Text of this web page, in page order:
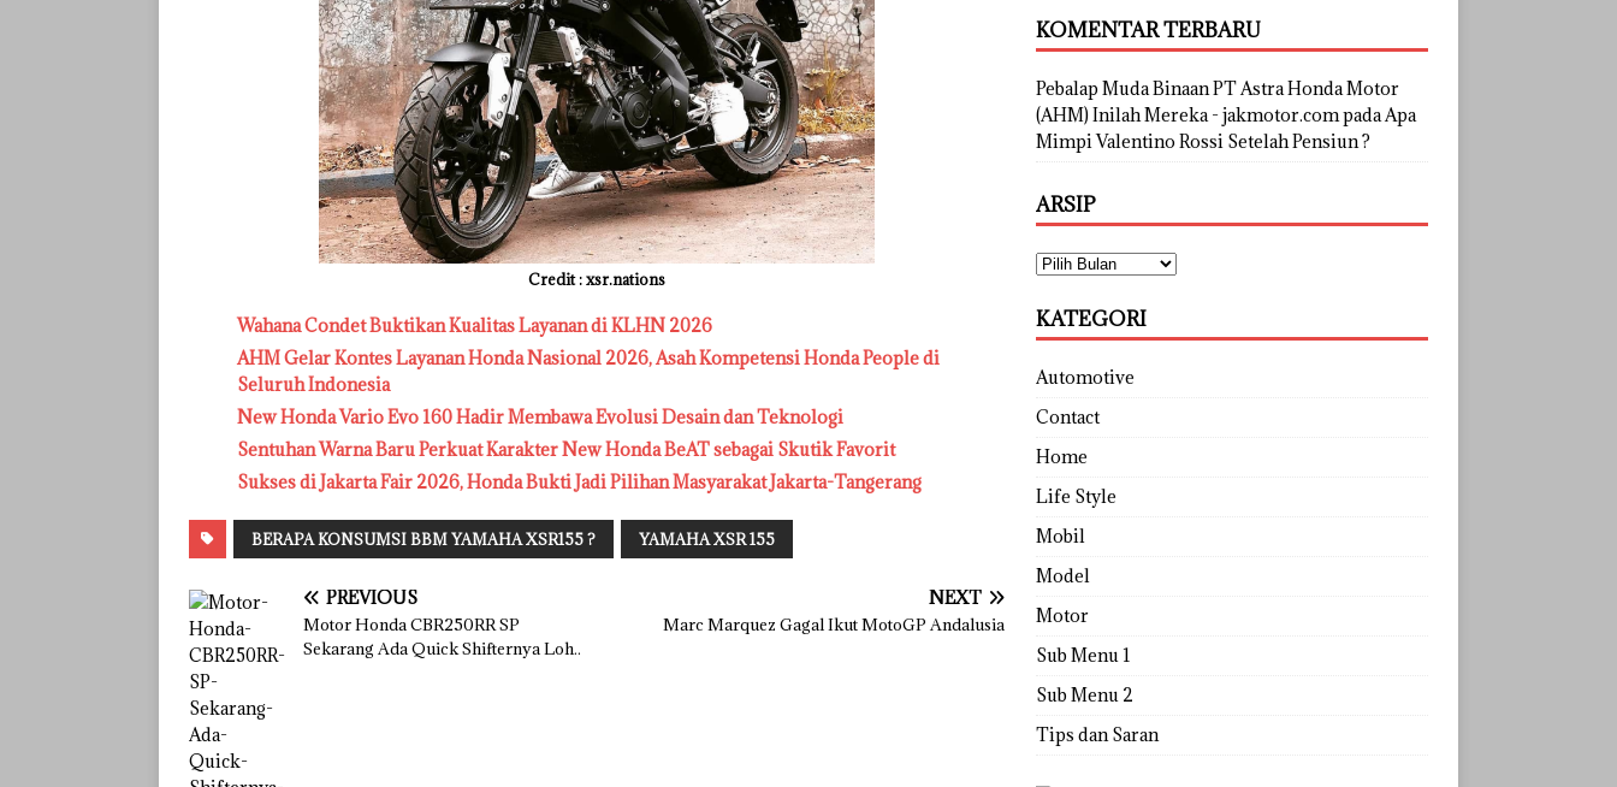
Credit : xsr.nations
Wahana Condet Buktikan Kualitas Layanan di KLHN 2026
AHM Gelar Kontes Layanan Honda Nasional 2026, Asah Kompetensi Honda People di
Seluruh Indonesia
New Honda Vario Evo 160 Hadir Membawa Evolusi Desain dan Teknologi
Sentuhan Warna Baru Perkuat Karakter New Honda BeAT sebagai Skutik Favorit
Sukses di Jakarta Fair 2026, Honda Bukti Jadi Pilihan Masyarakat Jakarta-Tangerang
BERAPA KONSUMSI BBM YAMAHA XSR155 ? YAMAHA XSR 155
PREVIOUS
Motor Honda CBR250RR SP
Sekarang Ada Quick Shifternya Loh..
NEXT
Marc Marquez Gagal Ikut MotoGP Andalusia
KOMENTAR TERBARU
Pebalap Muda Binaan PT Astra Honda Motor
(AHM) Inilah Mereka - jakmotor.compadaApa
Mimpi Valentino Rossi Setelah Pensiun ?
ARSIP
KATEGORI
Automotive
Contact
Home
Life Style
Mobil
Model
Motor
Sub Menu 1
Sub Menu 2
Tips dan Saran